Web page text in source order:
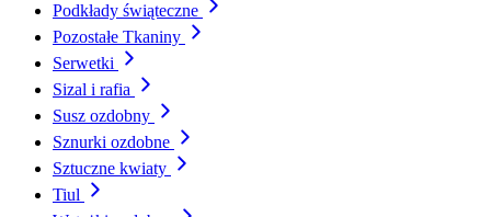
Podkłady świąteczne
Pozostałe Tkaniny
Serwetki
Sizal i rafia
Susz ozdobny
Sznurki ozdobne
Sztuczne kwiaty
Tiul